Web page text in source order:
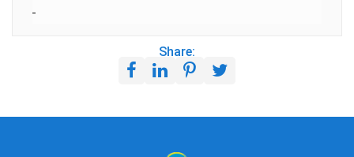
Share: